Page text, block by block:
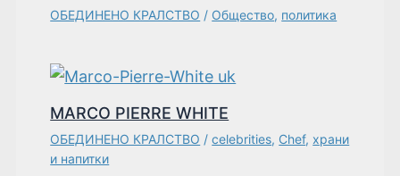
ОБЕДИНЕНО КРАЛСТВО / Общество, политика
MARCO PIERRE WHITE
ОБЕДИНЕНО КРАЛСТВО /celebrities, Chef,храни
и напитки